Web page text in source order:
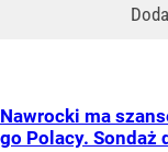
Nawrocki ma
go Polacy. Sondaż